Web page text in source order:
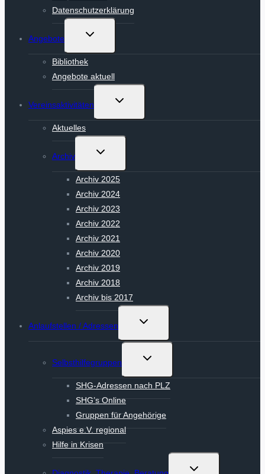
Datenschutzerklärung
Angebote
Untermenü
Bibliothek
Angebote aktuell
Vereinsaktivitäten
Untermenü
Aktuelles
Archiv
Untermenü
Archiv 2025
Archiv 2024
Archiv 2023
Archiv 2022
Archiv 2021
Archiv 2020
Archiv 2019
Archiv 2018
Archiv bis 2017
Anlaufstellen / Adressen
Untermenü
Selbsthilfegruppen
Untermenü
SHG-Adressen nach PLZ
SHG’s Online
Gruppen für Angehörige
Aspies e.V. regional
Hilfe in Krisen
Untermenü